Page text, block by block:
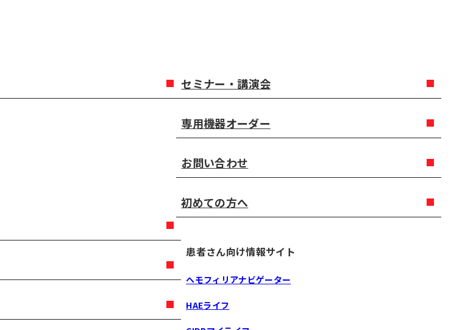
セミナー・講演会
専用機器オーダー
お問い合わせ
初めての方へ
患者さん向け情報サイト
ヘモフィリアナビゲーター
HAEライフ